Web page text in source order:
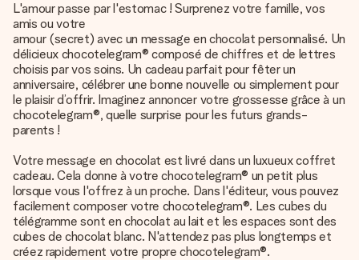
L'amour passe par l'estomac ! Surprenez votre famille, vos
amis ou votre
amour (secret) avec un message en chocolat personnalisé. Un
délicieux chocotelegram® composé de chiffres et de lettres
choisis par vos soins. Un cadeau parfait pour fêter un
anniversaire, célébrer une bonne nouvelle ou simplement pour
le plaisir d’offrir. Imaginez annoncer votre grossesse grâce à un
chocotelegram®, quelle surprise pour les futurs grands-
parents !
Votre message en chocolat est livré dans un luxueux coffret
cadeau. Cela donne à votre chocotelegram® un petit plus
lorsque vous l'offrez à un proche. Dans l'éditeur, vous pouvez
facilement composer votre chocotelegram®. Les cubes du
télégramme sont en chocolat au lait et les espaces sont des
cubes de chocolat blanc. N'attendez pas plus longtemps et
créez rapidement votre propre chocotelegram®.